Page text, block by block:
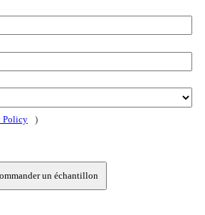
Policy )
un échantillon